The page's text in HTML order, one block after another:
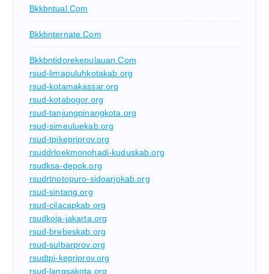
Bkkbntual.com
Bkkbnternate.com
Bkkbntidorekepulauan.com
rsud-limapuluhkotakab.org
rsud-kotamakassar.org
rsud-kotabogor.org
rsud-tanjungpinangkota.org
rsud-simeuluekab.org
rsud-tpikepriprov.org
rsuddrloekmonohadi-kuduskab.org
rsudksa-depok.org
rsudrtnotopuro-sidoarjokab.org
rsud-sintang.org
rsud-cilacapkab.org
rsudkoja-jakarta.org
rsud-brebeskab.org
rsud-sulbarprov.org
rsudtpi-kepriprov.org
rsud-langsakota.org